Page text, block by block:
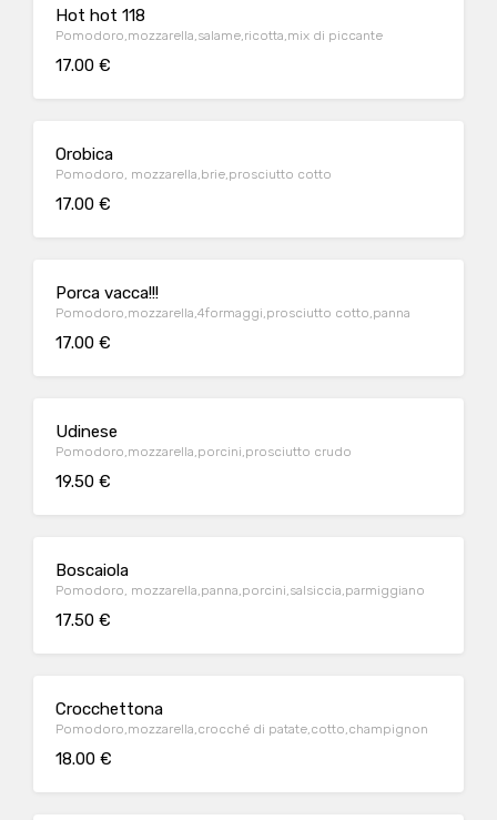
Hot hot 118
Pomodoro,mozzarella,salame,ricotta,mix di piccante
17.00 €
Orobica
Pomodoro, mozzarella,brie,prosciutto cotto
17.00 €
Porca vacca!!!
Pomodoro,mozzarella,4formaggi,prosciutto cotto,panna
17.00 €
Udinese
Pomodoro,mozzarella,porcini,prosciutto crudo
19.50 €
Boscaiola
Pomodoro, mozzarella,panna,porcini,salsiccia,parmiggiano
17.50 €
Crocchettona
Pomodoro,mozzarella,crocché di patate,cotto,champignon
18.00 €